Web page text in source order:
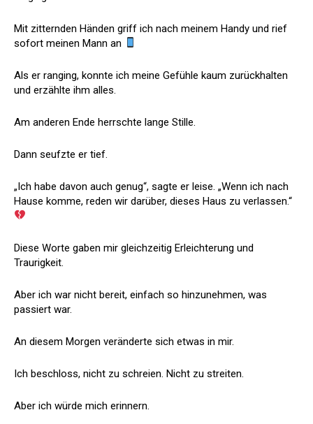
Mit zitternden Händen griff ich nach meinem Handy und rief
sofort meinen Mann an
Als er ranging, konnte ich meine Gefühle kaum zurückhalten
und erzählte ihm alles.
Am anderen Ende herrschte lange Stille.
Dann seufzte er tief.
„Ich habe davon auch genug“, sagte er leise. „Wenn ich nach
Hause komme, reden wir darüber, dieses Haus zu verlassen.“
Diese Worte gaben mir gleichzeitig Erleichterung und
Traurigkeit.
Aber ich war nicht bereit, einfach so hinzunehmen, was
passiert war.
An diesem Morgen veränderte sich etwas in mir.
Ich beschloss, nicht zu schreien. Nicht zu streiten.
Aber ich würde mich erinnern.